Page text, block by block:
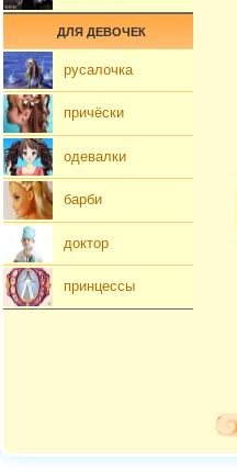
ДЛЯ ДЕВОЧЕК
русалочка
причёски
одевалки
барби
доктор
принцессы